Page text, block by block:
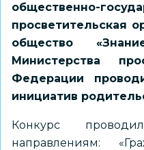
общественно-
просветительская
общество
Министерства
Федерации
инициатив
Конкурс
направлениям: